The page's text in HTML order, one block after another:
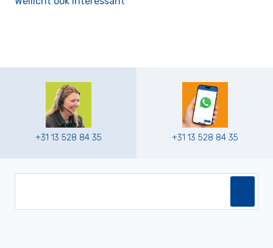
+31 13 528 84 35 +31 13 528 84 35